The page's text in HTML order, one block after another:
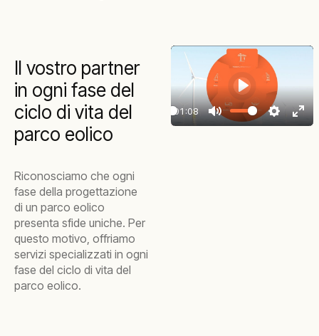
Il vostro partner
in ogni fase del
ciclo di vita del
parco eolico
Riconosciamo che ogni
fase della progettazione
di un parco eolico
presenta sfide uniche. Per
questo motivo, offriamo
servizi specializzati in ogni
fase del ciclo di vita del
parco eolico.
Play
01:08
Mute Settings
Play